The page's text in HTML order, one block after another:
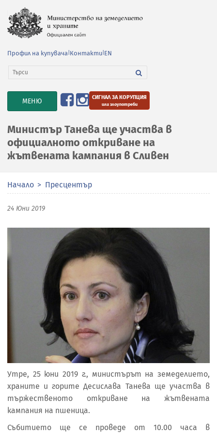
Профил на купувача Контакти EN
TOGGLE
NAVIGATION
МЕНЮ СИГНАЛ ЗА КОРУПЦИЯ
или злоупотреби
Министър Танева ще участва в
официалното откриване на
жътвената кампания в Сливен
Начало Пресцентър
24 Юни 2019
Утре, 25 юни 2019 г., министърът на земеделието,
храните и горите Десислава Танева ще участва в
тържественото откриване на жътвената
кампания на пшеница.
Събитието ще се проведе от 10.00 часа в